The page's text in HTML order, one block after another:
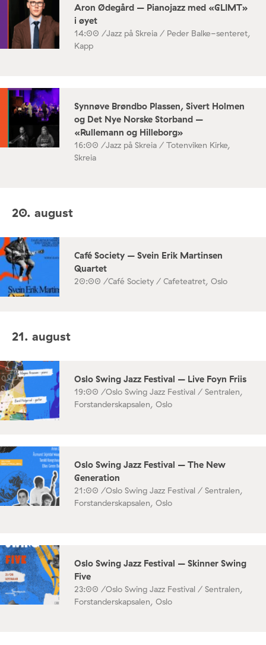
Aron Ødegård – Pianojazz med «GLIMT»
i øyet
14:00 /Jazz på Skreia / Peder Balke-senteret,
Kapp
Synnøve Brøndbo Plassen, Sivert Holmen
og Det Nye Norske Storband –
«Rullemann og Hilleborg»
16:00 /Jazz på Skreia / Totenviken Kirke,
Skreia
20. august
Café Society – Svein Erik Martinsen
Quartet
20:00 /Café Society / Cafeteatret, Oslo
21. august
Oslo Swing Jazz Festival – Live Foyn Friis
19:00 /Oslo Swing Jazz Festival / Sentralen,
Forstanderskapsalen, Oslo
Oslo Swing Jazz Festival – The New
Generation
21:00 /Oslo Swing Jazz Festival / Sentralen,
Forstanderskapsalen, Oslo
Oslo Swing Jazz Festival – Skinner Swing
Five
23:00 /Oslo Swing Jazz Festival / Sentralen,
Forstanderskapsalen, Oslo